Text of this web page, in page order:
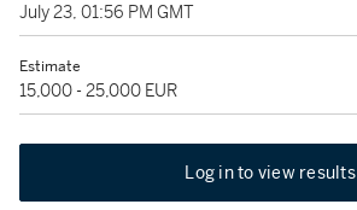
July 23, 01:56 PM GMT
Estimate
15,000 - 25,000 EUR
Log in to view results